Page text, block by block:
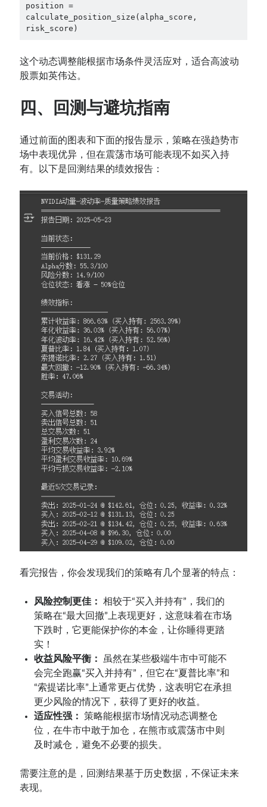
position =
calculate_position_size(alpha_score,
risk_score)
这个动态调整能根据市场条件灵活应对，适合高波动
股票如英伟达。
四、回测与避坑指南
通过前面的图表和下面的报告显示，策略在强趋势市
场中表现优异，但在震荡市场可能表现不如买入持
有。以下是回测结果的绩效报告：
看完报告，你会发现我们的策略有几个显著的特点：
风险控制更佳：
相较于“买入并持有”，我们的
策略在“最大回撤”上表现更好，这意味着在市场
下跌时，它更能保护你的本金，让你睡得更踏
实！
收益风险平衡：
虽然在某些极端牛市中可能不
会完全跑赢“买入并持有”，但它在“夏普比率”和
“索提诺比率”上通常更占优势，这表明它在承担
更少风险的情况下，获得了更好的收益。
适应性强：
策略能根据市场情况动态调整仓
位，在牛市中敢于加仓，在熊市或震荡市中则
及时减仓，避免不必要的损失。
需要注意的是，回测结果基于历史数据，不保证未来
表现。